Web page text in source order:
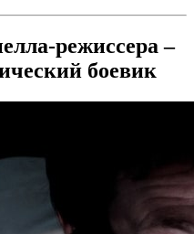
режиссера –
боевик